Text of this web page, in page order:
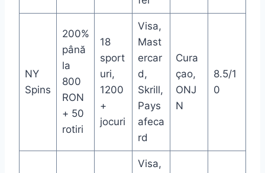
NY
Spins
200%
până
la
800
RON
+ 50
rotiri
18
sport
uri,
1200
+
jocuri
Visa,
Mast
ercar
d,
Skrill,
Pays
afeca
rd
Cura
çao,
ONJ
N
8.5/1
0
Visa,